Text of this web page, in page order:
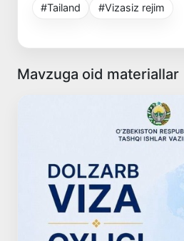
#Tailand #Vizasiz rejim
Mavzuga oid materiallar